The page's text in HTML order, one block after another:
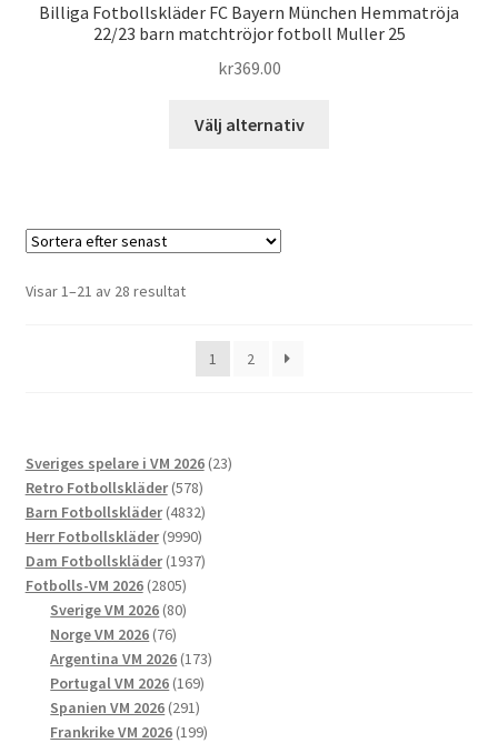
Billiga Fotbollskläder FC Bayern München Hemmatröja
22/23 barn matchtröjor fotboll Muller 25
kr369.00
Välj alternativ
Visar 1–21 av 28 resultatSortera
senaste
1
2
Sveriges spelare i VM 2026 2323
Retro Fotbollskläder 578578
produkter
Barn Fotbollskläder 48324832
produkter
Herr Fotbollskläder 99909990
produkter
Dam Fotbollskläder 19371937
Fotbolls-VM 2026 28052805
produkter
Sverige VM 2026 8080
Norge VM 2026 7676
produkter
Argentina VM 2026 173173
Portugal VM 2026 169169
Spanien VM 2026 291291
produkter
Frankrike VM 2026 199199